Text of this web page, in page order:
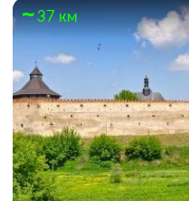
37 км